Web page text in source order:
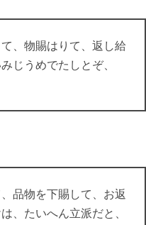
、物賜はりて、返し給
じうめでたしとぞ、
品物を下賜して、お返
、たいへん立派だと、